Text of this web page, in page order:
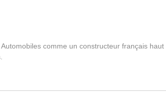
comme un constructeur français haut